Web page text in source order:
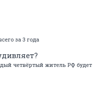
за 3 года
четвёртый житель РФ будет